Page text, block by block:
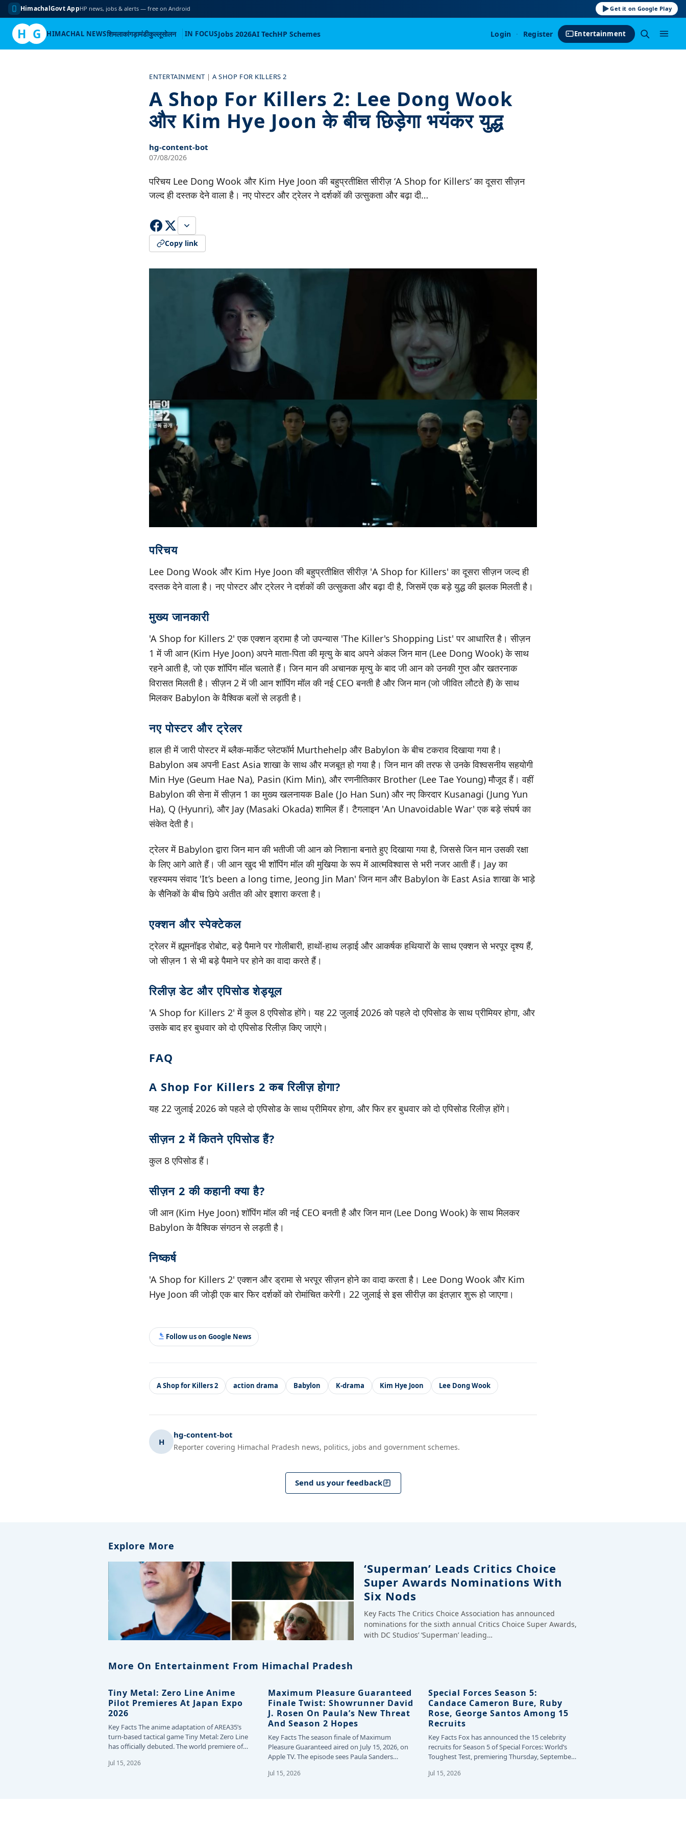
HimachalGovt AppHP news, jobs & alerts — free on Android Get it on Google Play
H G HIMACHAL NEWSशिमलाकांगड़ामंडीकुल्लूसोलन IN FOCUSJobs 2026AI TechHP Schemes Login · Register Entertainment
ENTERTAINMENT |A SHOP FOR KILLERS 2
A Shop For Killers 2: Lee Dong Wook
और Kim Hye Joon के बीच छिड़ेगा भयंकर युद्ध
hg-content-bot
07/08/2026
परिचय Lee Dong Wook और Kim Hye Joon की बहुप्रतीक्षित सीरीज़ ‘A Shop for Killers’ का दूसरा सीज़न
जल्द ही दस्तक देने वाला है। नए पोस्टर और ट्रेलर ने दर्शकों की उत्सुकता और बढ़ा दी…
Copy link
परिचय
Lee Dong Wook और Kim Hye Joon की बहुप्रतीक्षित सीरीज़ 'A Shop for Killers' का दूसरा सीज़न जल्द ही
दस्तक देने वाला है। नए पोस्टर और ट्रेलर ने दर्शकों की उत्सुकता और बढ़ा दी है, जिसमें एक बड़े युद्ध की झलक मिलती है।
मुख्य जानकारी
'A Shop for Killers 2' एक एक्शन ड्रामा है जो उपन्यास 'The Killer's Shopping List' पर आधारित है। सीज़न
1 में जी आन (Kim Hye Joon) अपने माता-पिता की मृत्यु के बाद अपने अंकल जिन मान (Lee Dong Wook) के साथ
रहने आती है, जो एक शॉपिंग मॉल चलाते हैं। जिन मान की अचानक मृत्यु के बाद जी आन को उनकी गुप्त और खतरनाक
विरासत मिलती है। सीज़न 2 में जी आन शॉपिंग मॉल की नई CEO बनती है और जिन मान (जो जीवित लौटते हैं) के साथ
मिलकर Babylon के वैश्विक बलों से लड़ती है।
नए पोस्टर और ट्रेलर
हाल ही में जारी पोस्टर में ब्लैक-मार्केट प्लेटफॉर्म Murthehelp और Babylon के बीच टकराव दिखाया गया है।
Babylon अब अपनी East Asia शाखा के साथ और मजबूत हो गया है। जिन मान की तरफ से उनके विश्वसनीय सहयोगी
Min Hye (Geum Hae Na), Pasin (Kim Min), और रणनीतिकार Brother (Lee Tae Young) मौजूद हैं। वहीं
Babylon की सेना में सीज़न 1 का मुख्य खलनायक Bale (Jo Han Sun) और नए किरदार Kusanagi (Jung Yun
Ha), Q (Hyunri), और Jay (Masaki Okada) शामिल हैं। टैगलाइन 'An Unavoidable War' एक बड़े संघर्ष का
संकेत देती है।
ट्रेलर में Babylon द्वारा जिन मान की भतीजी जी आन को निशाना बनाते हुए दिखाया गया है, जिससे जिन मान उसकी रक्षा
के लिए आगे आते हैं। जी आन खुद भी शॉपिंग मॉल की मुखिया के रूप में आत्मविश्वास से भरी नजर आती हैं। Jay का
रहस्यमय संवाद 'It’s been a long time, Jeong Jin Man' जिन मान और Babylon के East Asia शाखा के भाड़े
के सैनिकों के बीच छिपे अतीत की ओर इशारा करता है।
एक्शन और स्पेक्टेकल
ट्रेलर में ह्यूमनॉइड रोबोट, बड़े पैमाने पर गोलीबारी, हाथों-हाथ लड़ाई और आकर्षक हथियारों के साथ एक्शन से भरपूर दृश्य हैं,
जो सीज़न 1 से भी बड़े पैमाने पर होने का वादा करते हैं।
रिलीज़ डेट और एपिसोड शेड्यूल
'A Shop for Killers 2' में कुल 8 एपिसोड होंगे। यह 22 जुलाई 2026 को पहले दो एपिसोड के साथ प्रीमियर होगा, और
उसके बाद हर बुधवार को दो एपिसोड रिलीज़ किए जाएंगे।
FAQ
A Shop For Killers 2 कब रिलीज़ होगा?
यह 22 जुलाई 2026 को पहले दो एपिसोड के साथ प्रीमियर होगा, और फिर हर बुधवार को दो एपिसोड रिलीज़ होंगे।
सीज़न 2 में कितने एपिसोड हैं?
कुल 8 एपिसोड हैं।
सीज़न 2 की कहानी क्या है?
जी आन (Kim Hye Joon) शॉपिंग मॉल की नई CEO बनती है और जिन मान (Lee Dong Wook) के साथ मिलकर
Babylon के वैश्विक संगठन से लड़ती है।
निष्कर्ष
'A Shop for Killers 2' एक्शन और ड्रामा से भरपूर सीज़न होने का वादा करता है। Lee Dong Wook और Kim
Hye Joon की जोड़ी एक बार फिर दर्शकों को रोमांचित करेगी। 22 जुलाई से इस सीरीज़ का इंतज़ार शुरू हो जाएगा।
Follow us on Google News
A Shop for Killers 2 action drama Babylon K-drama Kim Hye Joon Lee Dong Wook
H
hg-content-bot
Reporter covering Himachal Pradesh news, politics, jobs and government schemes.
Send us your feedback
Explore More
‘Superman’ Leads Critics Choice
Super Awards Nominations With
Six Nods
Key Facts The Critics Choice Association has announced
nominations for the sixth annual Critics Choice Super Awards,
with DC Studios’ ‘Superman’ leading…
More On Entertainment From Himachal Pradesh
Tiny Metal: Zero Line Anime
Pilot Premieres At Japan Expo
2026
Key Facts The anime adaptation of AREA35’s
turn-based tactical game Tiny Metal: Zero Line
has officially debuted. The world premiere of
Jul 15, 2026
Maximum Pleasure Guaranteed
Finale Twist: Showrunner David
J. Rosen On Paula’s New Threat
And Season 2 Hopes
Key Facts The season finale of Maximum
Pleasure Guaranteed aired on July 15, 2026, on
Apple TV. The episode sees Paula Sanders…
Jul 15, 2026
Special Forces Season 5:
Candace Cameron Bure, Ruby
Rose, George Santos Among 15
Recruits
Key Facts Fox has announced the 15 celebrity
recruits for Season 5 of Special Forces: World’s
Toughest Test, premiering Thursday, September
Jul 15, 2026